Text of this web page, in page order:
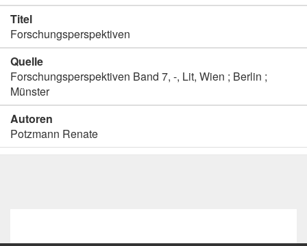
Titel
Forschungsperspektiven
Quelle
Forschungsperspektiven Band 7, -, Lit, Wien ; Berlin ;
Münster
Autoren
Potzmann Renate